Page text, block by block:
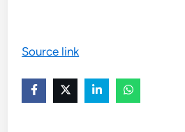
Source link